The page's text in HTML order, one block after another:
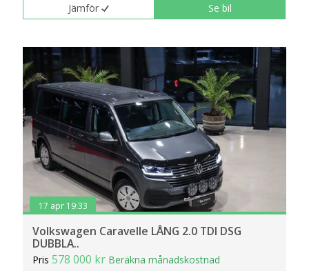
Jämför Se bil
17 apr 19:33
Volkswagen Caravelle LÅNG 2.0 TDI DSG
DUBBLA..
Pris578 000 kr Beräkna månadskostnad